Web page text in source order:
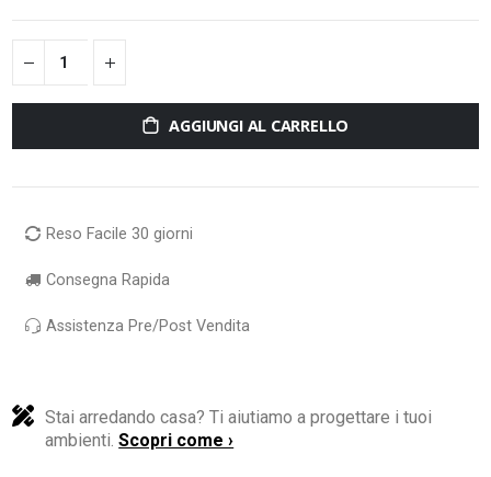
AGGIUNGI AL CARRELLO
Reso Facile 30 giorni
Consegna Rapida
Assistenza Pre/Post Vendita
Stai arredando casa? Ti aiutiamo a progettare i tuoi
ambienti.Scopri come ›